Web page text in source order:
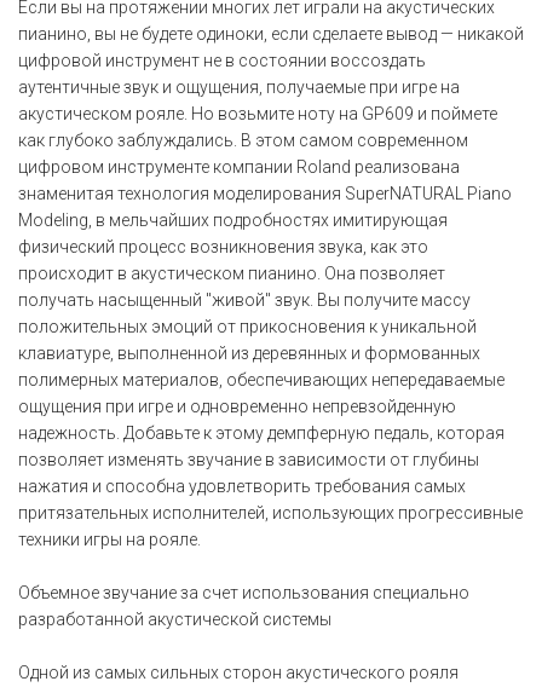
Если вы на протяжении многих лет играли на акустических
пианино, вы не будете одиноки, если сделаете вывод — никакой
цифровой инструмент не в состоянии воссоздать
аутентичные звук и ощущения, получаемые при игре на
акустическом рояле. Но возьмите ноту на GP609 и поймете
как глубоко заблуждались. В этом самом современном
цифровом инструменте компании Roland реализована
знаменитая технология моделирования SuperNATURAL Piano
Modeling, в мельчайших подробностях имитирующая
физический процесс возникновения звука, как это
происходит в акустическом пианино. Она позволяет
получать насыщенный "живой" звук. Вы получите массу
положительных эмоций от прикосновения к уникальной
клавиатуре, выполненной из деревянных и формованных
полимерных материалов, обеспечивающих непередаваемые
ощущения при игре и одновременно непревзойденную
надежность. Добавьте к этому демпферную педаль, которая
позволяет изменять звучание в зависимости от глубины
нажатия и способна удовлетворить требования самых
притязательных исполнителей, использующих прогрессивные
техники игры на рояле.
Объемное звучание за счет использования специально
разработанной акустической системы
Одной из самых сильных сторон акустического рояля